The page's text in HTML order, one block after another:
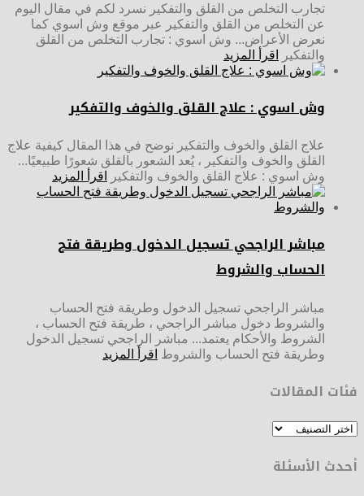
تجارب التخلص من القلق والتفكير نسرد لكم في مقال اليوم
عن التخلص من القلق والتفكير عبر موقع وش اسوي كما
نعرض الأعراض... وش اسوي : تجارب التخلص من القلق
والتفكير
اقرأ المزيد
وش اسوي : علاج القلق والخوف والتفكير
علاج القلق والخوف والتفكير نوضح في هذا المقال كيفية علاج
القلق والخوف والتفكير ، يُعد الشعور بالقلق شعورًا طبيعيًا...
وش اسوي : علاج القلق والخوف والتفكير
اقرأ المزيد
مباشر الراجحي تسجيل الدخول وطريقة فتح
الحساب والشروط
مباشر الراجحي تسجيل الدخول وطريقة فتح الحساب
والشروط دخول مباشر الراجحي ، طريقة فتح الحساب ،
الشروط والأحكام يعتمد... مباشر الراجحي تسجيل الدخول
وطريقة فتح الحساب والشروط اقرأ المزيد
فئات المقالات
فئات
أحدث الأسئلة